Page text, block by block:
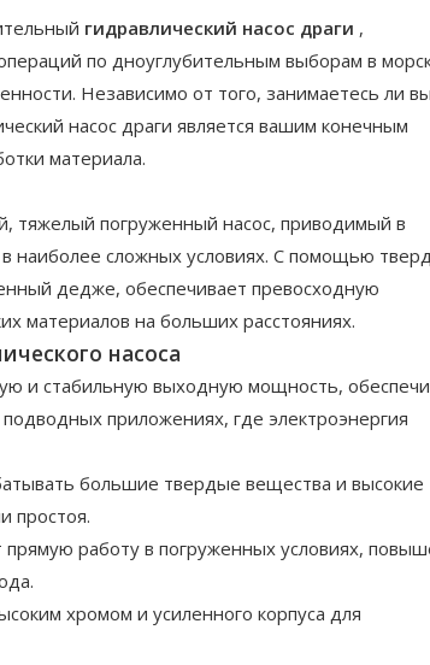
гидравлический насос драги ,
по дноуглубительным выборам в
Независимо от того, занимаетесь ли вы
насос драги является вашим конечным
материала.
тяжелый погруженный насос, приводимый в
наиболее сложных условиях. С помощью
дедже, обеспечивает превосходную
материалов на больших расстояниях.
насоса
и стабильную выходную мощность,
приложениях, где электроэнергия
большие твердые вещества и высокие
простоя.
прямую работу в погруженных условиях,
хромом и усиленного корпуса для